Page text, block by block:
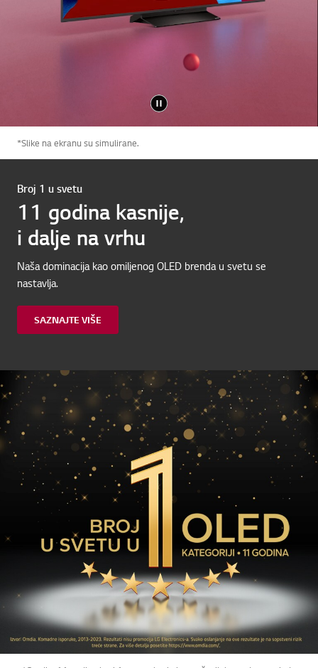
*Slike na ekranu su simulirane.
Broj 1 u svetu
11 godina kasnije,
i dalje na vrhu
Naša dominacija kao omiljenog OLED brenda u svetu se
nastavlja.
SAZNAJTE VIŠE